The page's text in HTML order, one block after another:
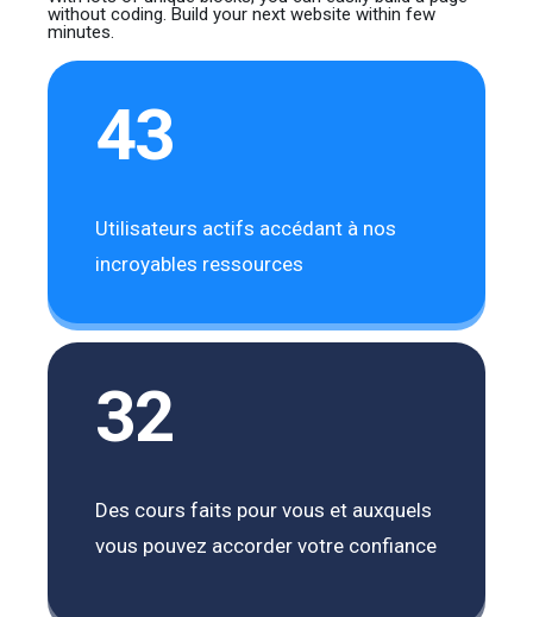
without coding. Build your next websitewithin few
minutes.
43
Utilisateurs actifs accédant à nos
incroyables ressources
32
Des cours faits pour vous et auxquels
vous pouvez accorder votre confiance